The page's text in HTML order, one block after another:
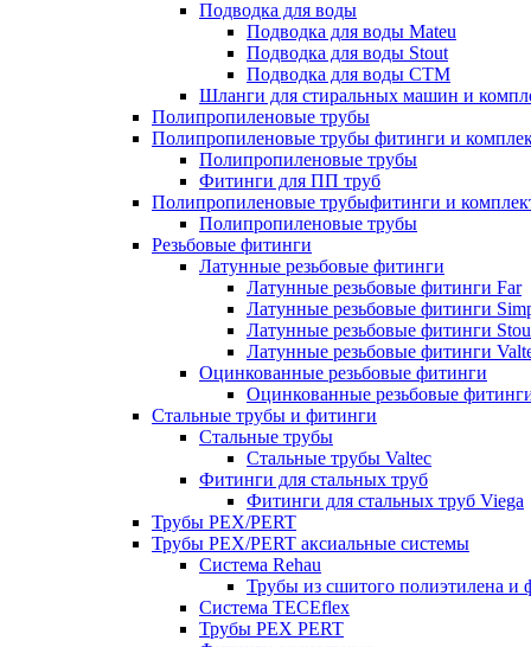
Подводка для воды
Подводка для воды Mateu
Подводка для воды Stout
Подводка для воды СТМ
Шланги для стиральных машин и
Полипропиленовые трубы
Полипропиленовые трубы фитинги и
Полипропиленовые трубы
Фитинги для ПП труб
Полипропиленовые трубыфитинги и
Полипропиленовые трубы
Резьбовые фитинги
Латунные резьбовые фитинги
Латунные резьбовые фитинги Far
Латунные резьбовые фитинги
Латунные резьбовые фитинги
Латунные резьбовые фитинги
Оцинкованные резьбовые фитинги
Оцинкованные резьбовые
Стальные трубы и фитинги
Стальные трубы
Стальные трубы Valtec
Фитинги для стальных труб
Фитинги для стальных труб Viega
Трубы PEX/PERT
Трубы PEX/PERT аксиальные системы
Система Rehau
Трубы из сшитого полиэтилена и
Система TECEflex
Трубы PEX PERT